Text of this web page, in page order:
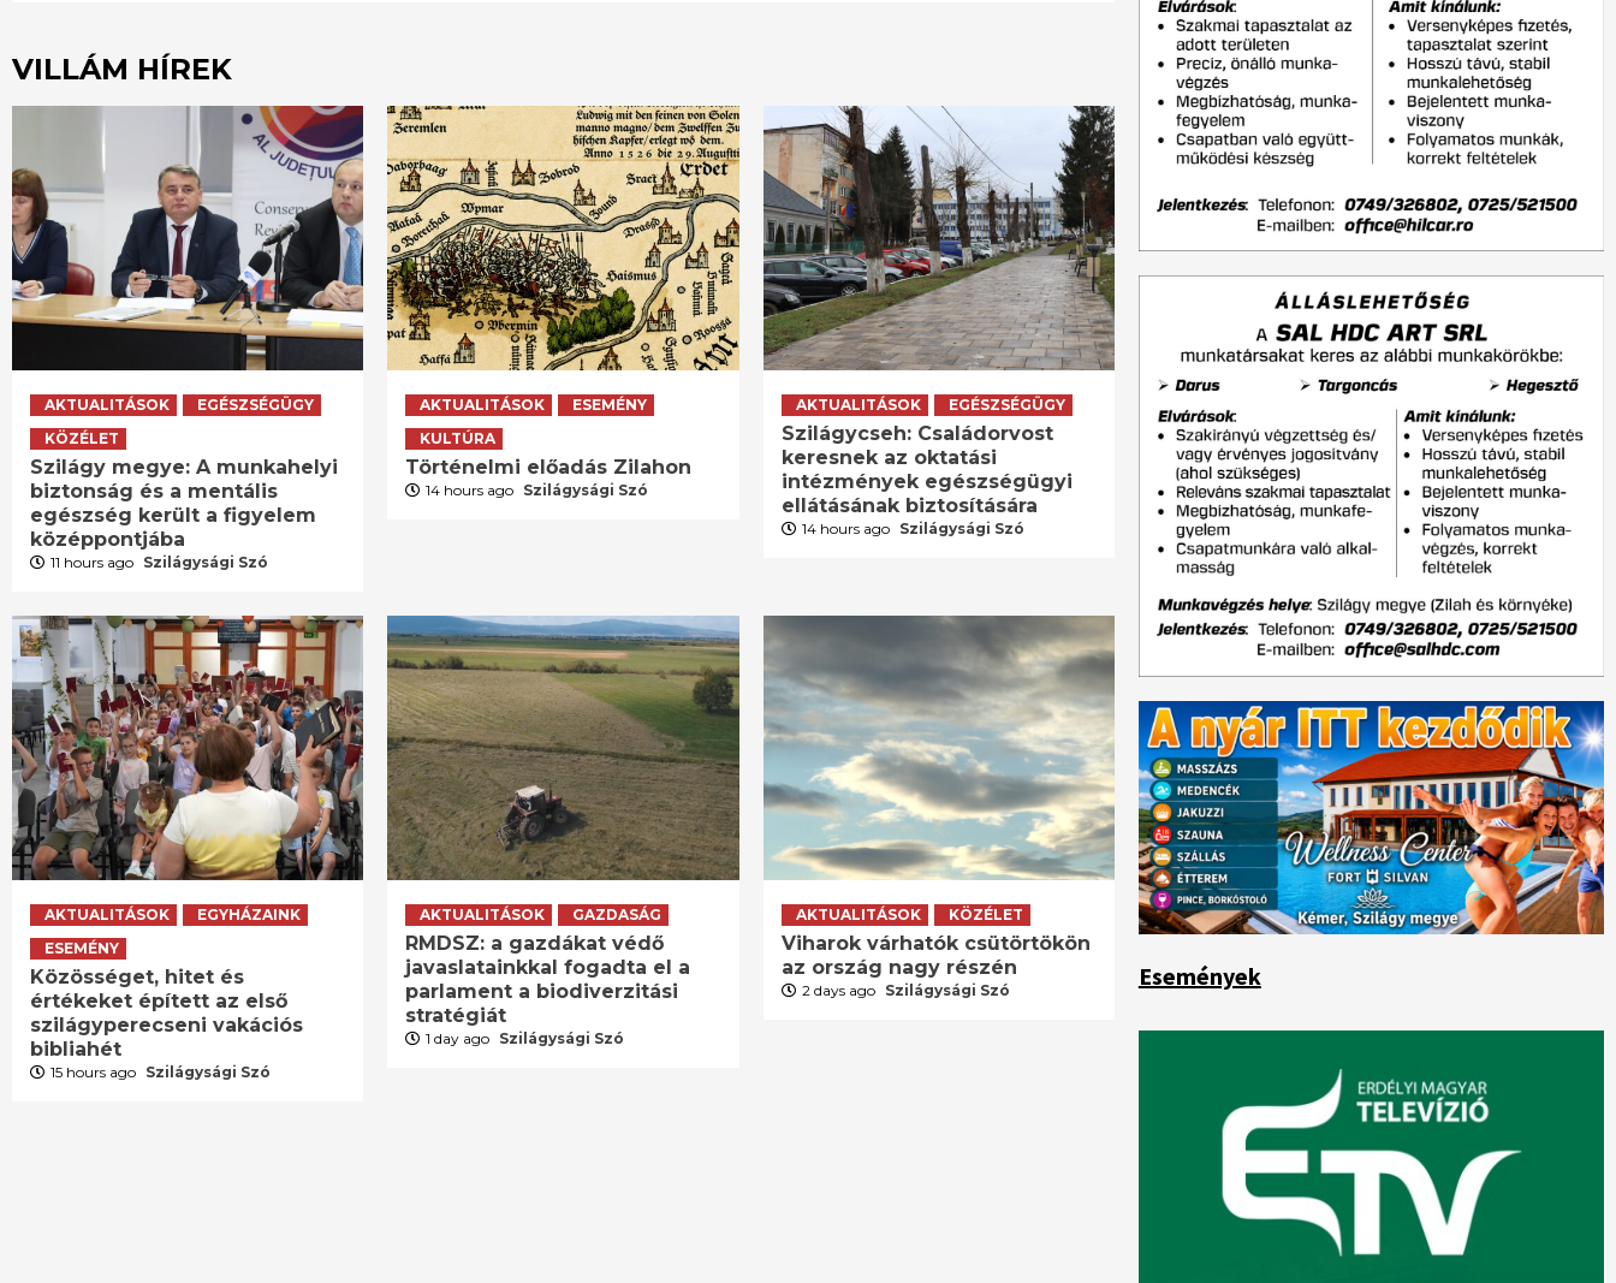
VILLÁM HÍREK
AKTUALITÁSOK
EGÉSZSÉGÜGY
KÖZÉLET
Szilágy megye: A munkahelyi
biztonság és a mentális
egészség került a figyelem
középpontjába
11 hours ago Szilágysági Szó
AKTUALITÁSOK
ESEMÉNY
KULTÚRA
Történelmi előadás Zilahon
14 hours ago Szilágysági Szó
AKTUALITÁSOK EGÉSZSÉGÜGY
Szilágycseh: Családorvost
keresnek az oktatási
intézmények egészségügyi
ellátásának biztosítására
14 hours ago Szilágysági Szó
AKTUALITÁSOK
EGYHÁZAINK
ESEMÉNY
Közösséget, hitet és
értékeket épített az első
szilágyperecseni vakációs
bibliahét
15 hours ago Szilágysági Szó
AKTUALITÁSOK GAZDASÁG
RMDSZ: a gazdákat védő
javaslatainkkal fogadta el a
parlament a biodiverzitási
stratégiát
1 day ago Szilágysági Szó
AKTUALITÁSOK KÖZÉLET
Viharok várhatók csütörtökön
az ország nagy részén
2 days ago Szilágysági Szó
Események